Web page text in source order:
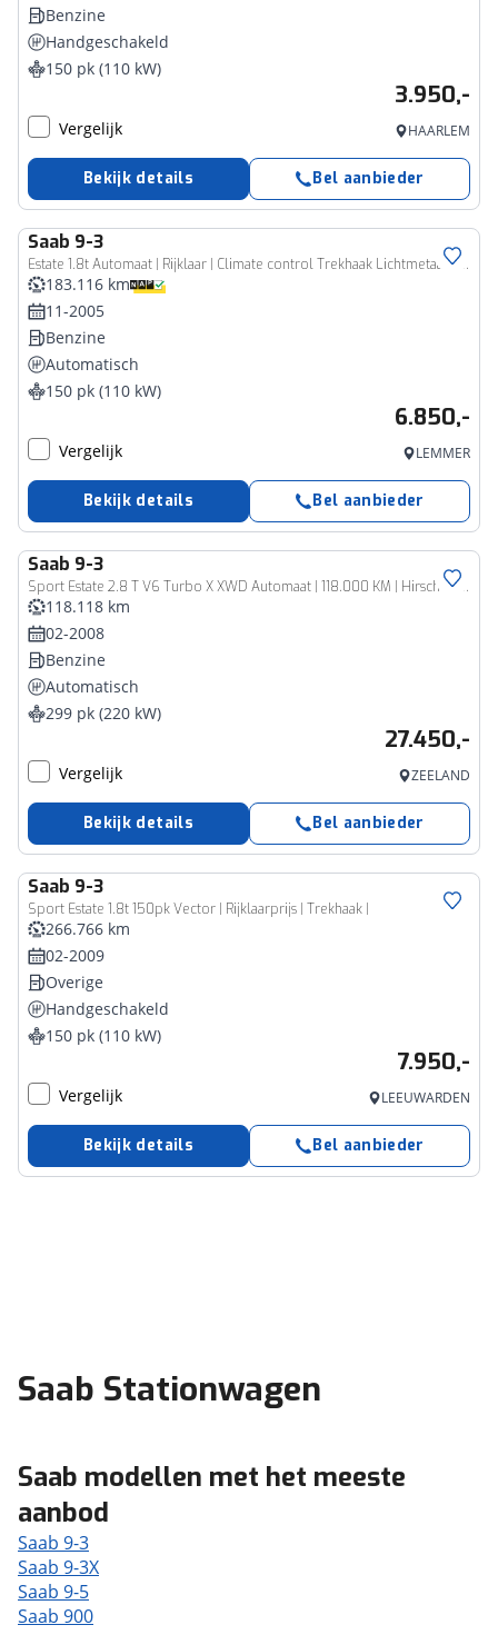
Benzine
Handgeschakeld
150 pk (110 kW)
3.950,-
Vergelijk HAARLEM
Bekijk details Bel aanbieder
Saab 9-3
Estate 1.8t Automaat | Rijklaar | Climate control Trekhaak Lichtmetaal LED verlichting
183.116 km
11-2005
Benzine
Automatisch
150 pk (110 kW)
6.850,-
Vergelijk LEMMER
Bekijk details Bel aanbieder
Saab 9-3
Sport Estate 2.8 T V6 Turbo X XWD Automaat | 118.000 KM | Hirsch Performance | Uniek!
118.118 km
02-2008
Benzine
Automatisch
299 pk (220 kW)
27.450,-
Vergelijk ZEELAND
Bekijk details Bel aanbieder
Saab 9-3
Sport Estate 1.8t 150pk Vector | Rijklaarprijs | Trekhaak |
266.766 km
02-2009
Overige
Handgeschakeld
150 pk (110 kW)
7.950,-
Vergelijk LEEUWARDEN
Bekijk details Bel aanbieder
Saab Stationwagen
Saab modellen met het meeste
aanbod
Saab 9-3
Saab 9-3X
Saab 9-5
Saab 900